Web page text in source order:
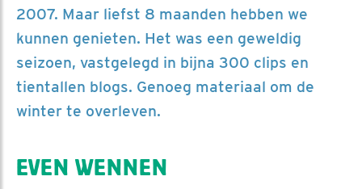
2007. Maar liefst 8 maanden hebben we
kunnen genieten. Het was een geweldig
seizoen, vastgelegd in bijna 300 clips en
tientallen blogs. Genoeg materiaal om de
winter te overleven.
EVEN WENNEN